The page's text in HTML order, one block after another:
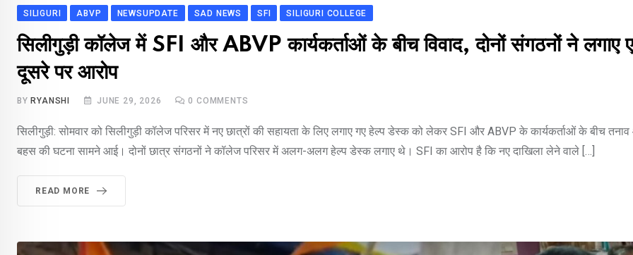
SILIGURI ABVP NEWSUPDATE SAD NEWS SFI SILIGURI COLLEGE
सिलीगुड़ी कॉलेज में SFI और ABVP कार्यकर्ताओं के बीच विवाद, दोनों संगठनों ने लगाए
दूसरे पर आरोप
BY RYANSHI JUNE 29, 2026 0 COMMENTS
सिलीगुड़ी: सोमवार को सिलीगुड़ी कॉलेज परिसर में नए छात्रों की सहायता के लिए लगाए गए हेल्प डेस्क को लेकर SFI और ABVP के कार्यकर्ताओं के बीच
बहस की घटना सामने आई। दोनों छात्र संगठनों ने कॉलेज परिसर में अलग-अलग हेल्प डेस्क लगाए थे। SFI का आरोप है कि नए दाखिला लेने वाले […]
READ MORE